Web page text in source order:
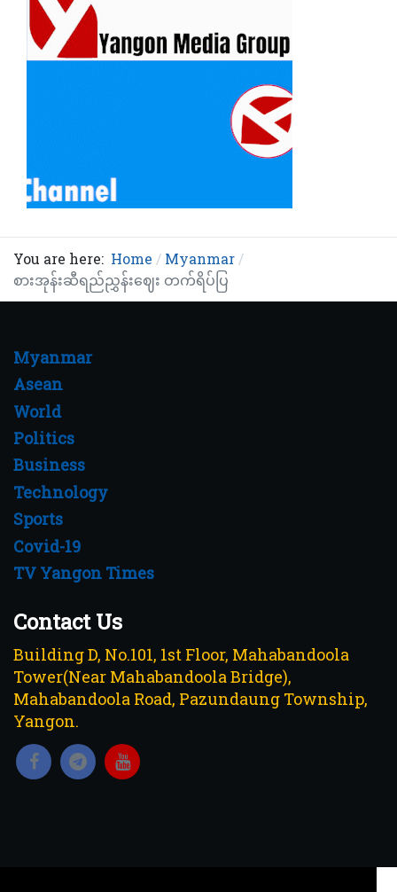
You are here: Home
Myanmar
‎‎‎စားအုန်းဆီရည်ညွှန်းဈေး တက်ရိပ်ပြ
Myanmar
Asean
World
Politics
Business
Technology
Sports
Covid-19
TV Yangon Times
Contact Us
Building D, No.101, 1st Floor, Mahabandoola
Tower(Near Mahabandoola Bridge),
Mahabandoola Road, Pazundaung Township,
Yangon.